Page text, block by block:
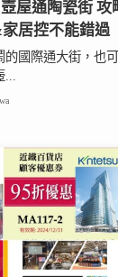
屋通陶瓷街 攻
居控不能錯過
國際通大街，也